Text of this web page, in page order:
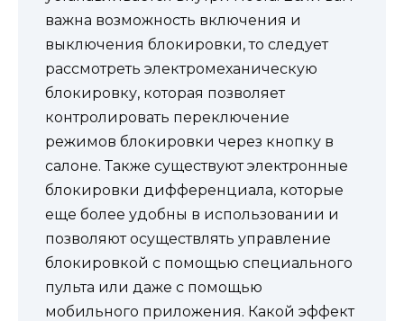
важна возможность включения и
выключения блокировки, то следует
рассмотреть электромеханическую
блокировку, которая позволяет
контролировать переключение
режимов блокировки через кнопку в
салоне. Также существуют электронные
блокировки дифференциала, которые
еще более удобны в использовании и
позволяют осуществлять управление
блокировкой с помощью специального
пульта или даже с помощью
мобильного приложения. Какой эффект